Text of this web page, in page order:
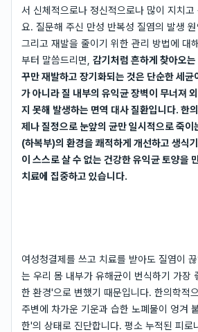
서 신체적으로나 정신적으로나 많이 지치고
요. 질문해 주신 만성 반복성 질염의 발생
그리고 재발을 줄이기 위한 관리 방법에 대
부터 말씀드리면, 감기처럼 흔하게 찾아오
꾸만 재발하고 장기화되는 것은 단순한 세균
가 아니라 질 내부의 유익균 장벽이 무너져
지 못해 발생하는 면역 대사 질환입니다. 한
제나 질정으로 눈앞의 균만 일시적으로 죽이
(하복부)의 환경을 쾌적하게 개선하고 생식
이 스스로 살 수 없는 건강한 유익균 토양을
치료에 집중하고 있습니다.
여성청결제를 쓰고 치료를 받아도 질염이
는 우리 몸 내부가 유해균이 번식하기 가장
한 환경'으로 변했기 때문입니다. 한의학적
주변에 차가운 기운과 습한 노폐물이 엉겨
한'의 상태로 진단합니다. 평소 누적된 피로